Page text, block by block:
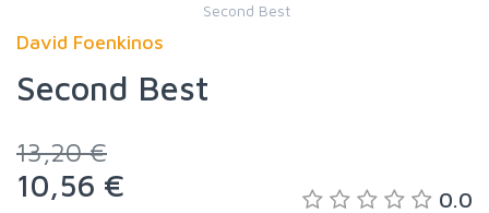
Second Best
David Foenkinos
Second Best
13,20 €
10,56 € 0.0